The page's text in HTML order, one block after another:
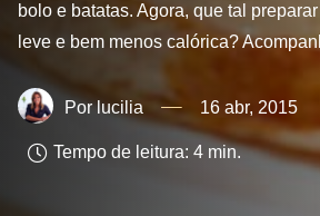
bolo e batatas. Agora, que tal
leve e bem menos calórica?
lucilia 16 abr, 2015
Tempo de leitura: 4 min.